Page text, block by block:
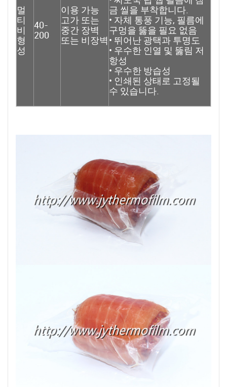
멀
티
비
형
성
40-
200
이용 가능
고가 또는
중간 장벽
또는 비장벽
금 씰을 부착합니다.
• 자체 통풍 기능, 필름에
구멍을 뚫을 필요 없음
• 뛰어난 광택과 투명도
• 우수한 인열 및 뚫림 저
항성
• 우수한 방습성
• 인쇄된 상태로 고정될
수 있습니다.